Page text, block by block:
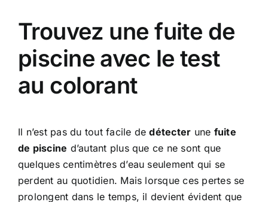
Trouvez une fuite de
piscine avec le test
au colorant
Il n’est pas du tout facile dedétecter une fuite
de piscine d’autant plus que ce ne sont que
quelques centimètres d’eau seulement qui se
perdent au quotidien. Mais lorsque ces pertes se
prolongent dans le temps, il devient évident que